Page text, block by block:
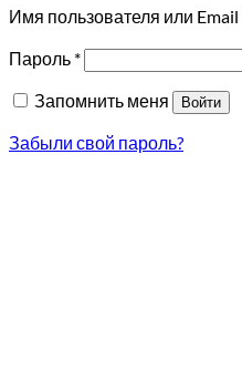
Имя пользователя или Email
Пароль *
Запомнить меня
Войти
Забыли свой пароль?